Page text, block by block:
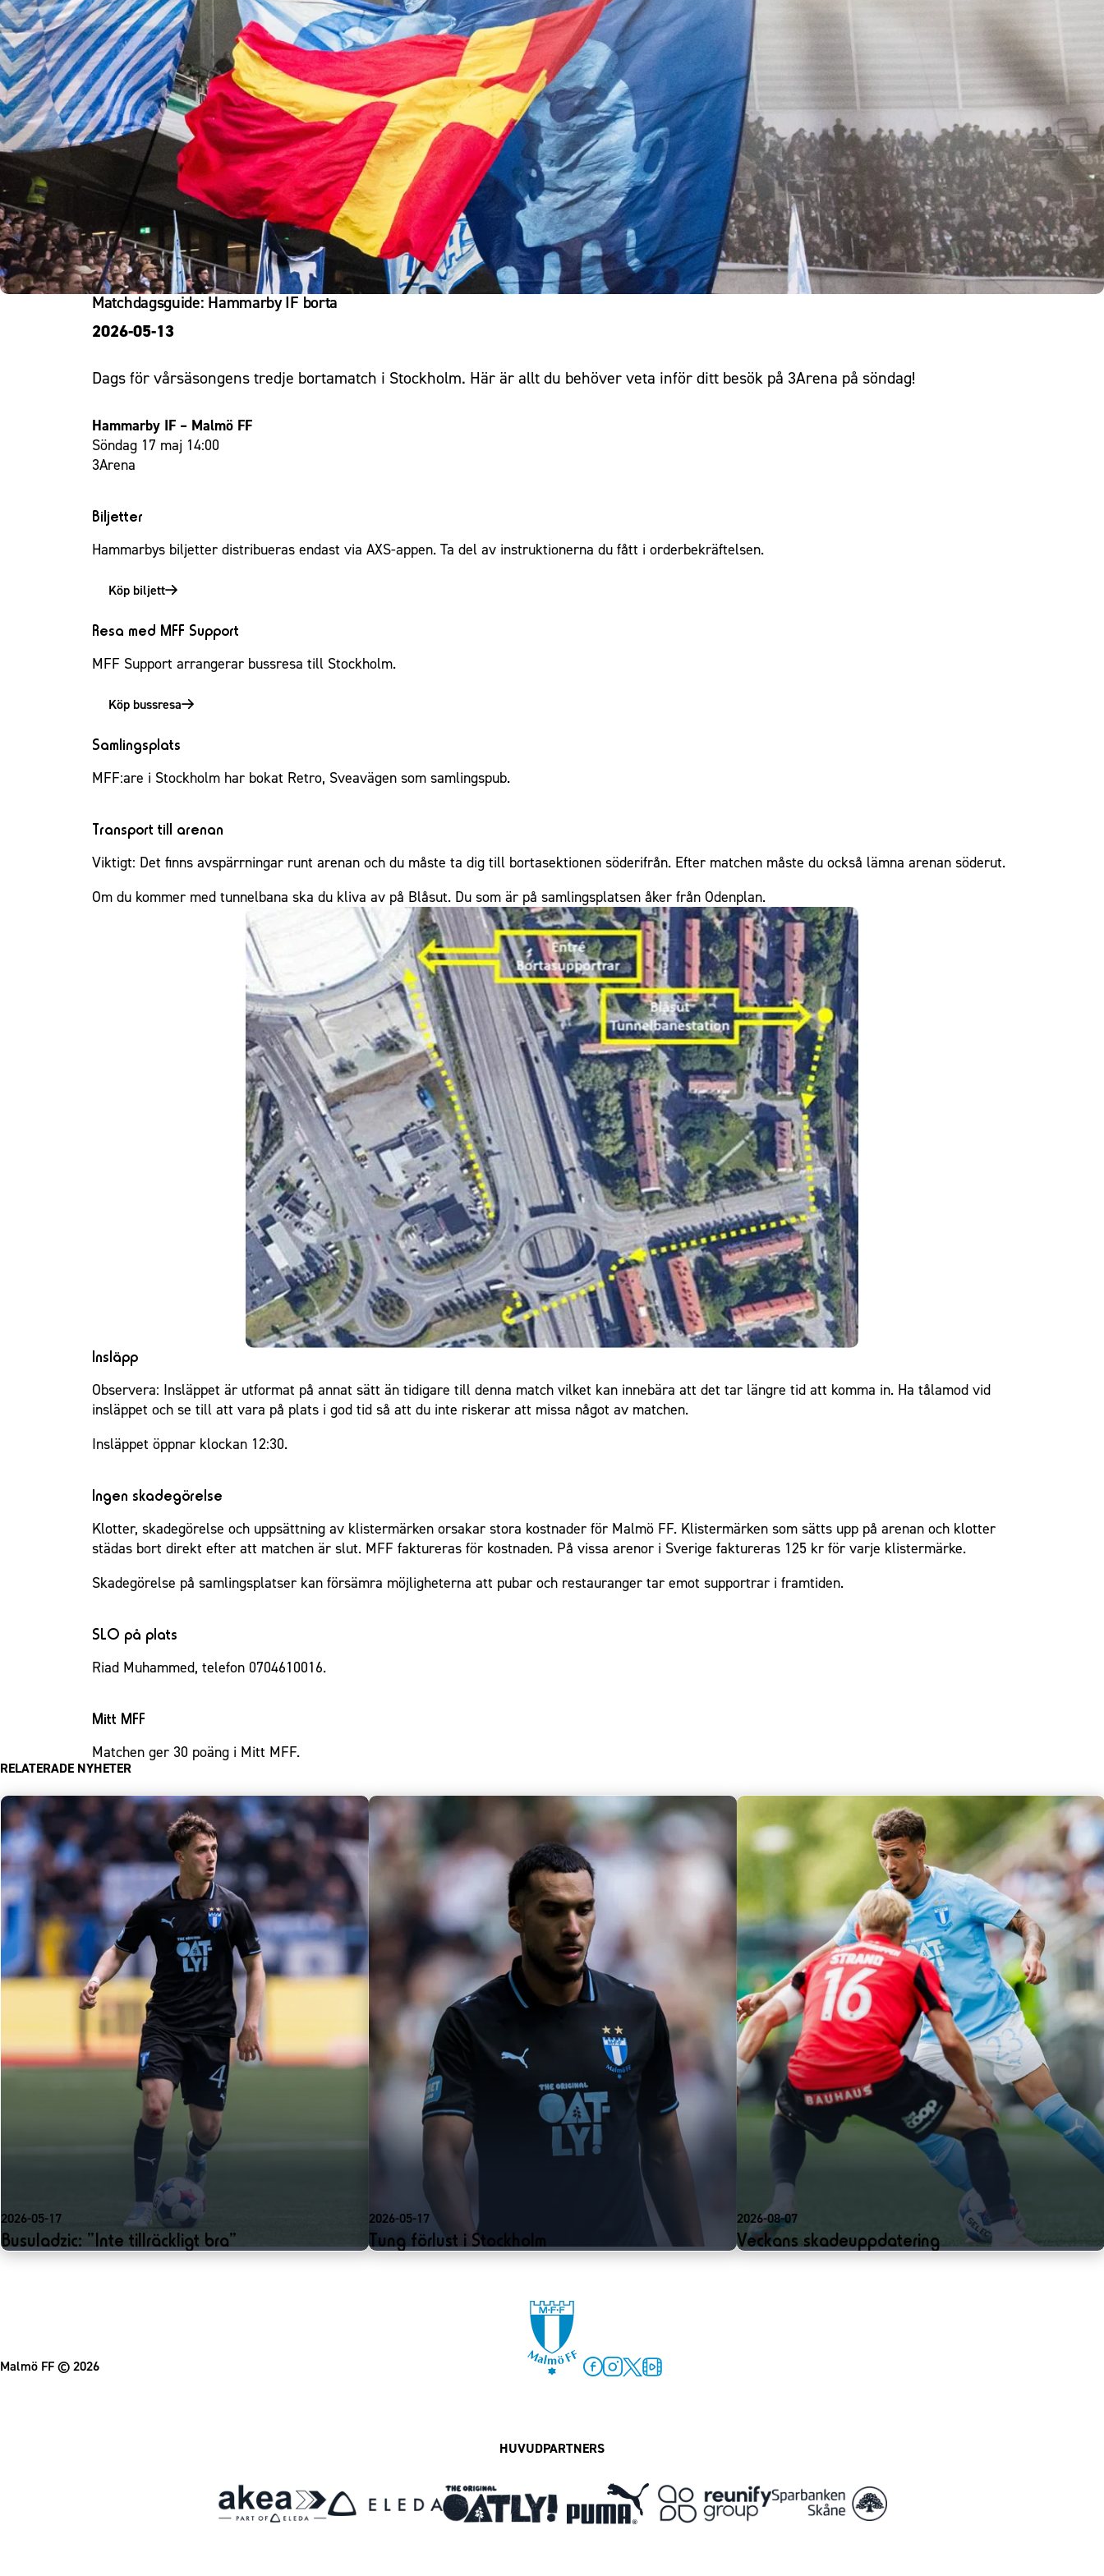
Om Malmö FF
Matchdagsguide: Hammarby IF borta
2026-05-13
Dags för vårsäsongens tredje bortamatch i Stockholm. Här är allt du behöver veta inför ditt besök på 3Arena på söndag!
Hammarby IF – Malmö FF
Söndag 17 maj 14:00
3Arena
Biljetter
Hammarbys biljetter distribueras endast via AXS-appen. Ta del av instruktionerna du fått i orderbekräftelsen.
Köp biljett
Resa med MFF Support
MFF Support arrangerar bussresa till Stockholm.
Köp bussresa
Samlingsplats
MFF:are i Stockholm har bokat Retro, Sveavägen som samlingspub.
Transport till arenan
Viktigt: Det finns avspärrningar runt arenan och du måste ta dig till bortasektionen söderifrån. Efter matchen måste du också lämna arenan söderut.
Om du kommer med tunnelbana ska du kliva av på Blåsut. Du som är på samlingsplatsen åker från Odenplan.
Insläpp
Observera: Insläppet är utformat på annat sätt än tidigare till denna match vilket kan innebära att det tar längre tid att komma in. Ha tålamod vid
insläppet och se till att vara på plats i god tid så att du inte riskerar att missa något av matchen.
Insläppet öppnar klockan 12:30.
Ingen skadegörelse
Klotter, skadegörelse och uppsättning av klistermärken orsakar stora kostnader för Malmö FF. Klistermärken som sätts upp på arenan och klotter
städas bort direkt efter att matchen är slut. MFF faktureras för kostnaden. På vissa arenor i Sverige faktureras 125 kr för varje klistermärke.
Skadegörelse på samlingsplatser kan försämra möjligheterna att pubar och restauranger tar emot supportrar i framtiden.
SLO på plats
Riad Muhammed, telefon 0704610016.
Mitt MFF
Matchen ger 30 poäng i Mitt MFF.
RELATERADE NYHETER
2026-05-17
Busuladzic: ”Inte tillräckligt bra”
2026-05-17
Tung förlust i Stockholm
2026-08-07
Veckans skadeuppdatering
Malmö FF© 2026
HUVUDPARTNERS